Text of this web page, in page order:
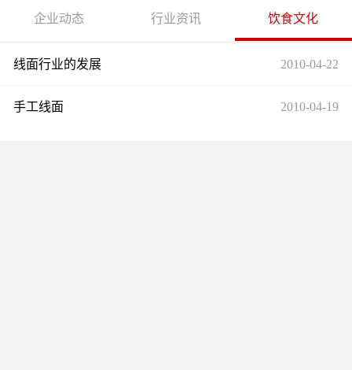
企业动态 行业资讯 饮食文化
2010-04-22
线面行业的发展
2010-04-19
手工线面